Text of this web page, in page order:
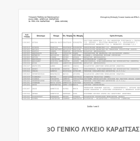
3Ο ΓΕΝΙΚΌ ΛΎΚΕΙΟ ΚΑΡΔΊΤΣΑΣ